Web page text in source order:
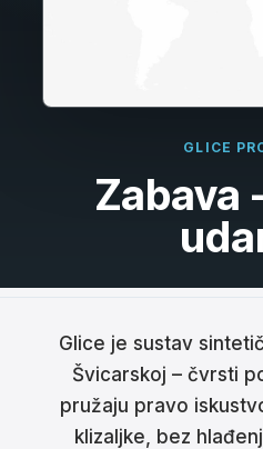
Deutsch
Español
Português
GLICE
Zabava
Glice je sustav
Švicarskoj – čvrsti
pružaju pravo
klizaljke, bez